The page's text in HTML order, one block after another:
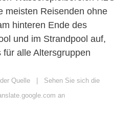
meisten Reisenden ohne
hinteren Ende des
und im Strandpool auf,
alle Altersgruppen
Quelle | Sehen Sie sich die
an